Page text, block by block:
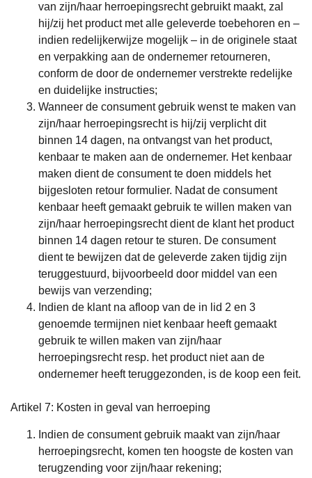
van zijn/haar herroepingsrecht gebruikt maakt, zal
hij/zij het product met alle geleverde toebehoren en –
indien redelijkerwijze mogelijk – in de originele staat
en verpakking aan de ondernemer retourneren,
conform de door de ondernemer verstrekte redelijke
en duidelijke instructies;
Wanneer de consument gebruik wenst te maken van
zijn/haar herroepingsrecht is hij/zij verplicht dit
binnen 14 dagen, na ontvangst van het product,
kenbaar te maken aan de ondernemer. Het kenbaar
maken dient de consument te doen middels het
bijgesloten retour formulier. Nadat de consument
kenbaar heeft gemaakt gebruik te willen maken van
zijn/haar herroepingsrecht dient de klant het product
binnen 14 dagen retour te sturen. De consument
dient te bewijzen dat de geleverde zaken tijdig zijn
teruggestuurd, bijvoorbeeld door middel van een
bewijs van verzending;
Indien de klant na afloop van de in lid 2 en 3
genoemde termijnen niet kenbaar heeft gemaakt
gebruik te willen maken van zijn/haar
herroepingsrecht resp. het product niet aan de
ondernemer heeft teruggezonden, is de koop een feit.
Artikel 7: Kosten in geval van herroeping
Indien de consument gebruik maakt van zijn/haar
herroepingsrecht, komen ten hoogste de kosten van
terugzending voor zijn/haar rekening;